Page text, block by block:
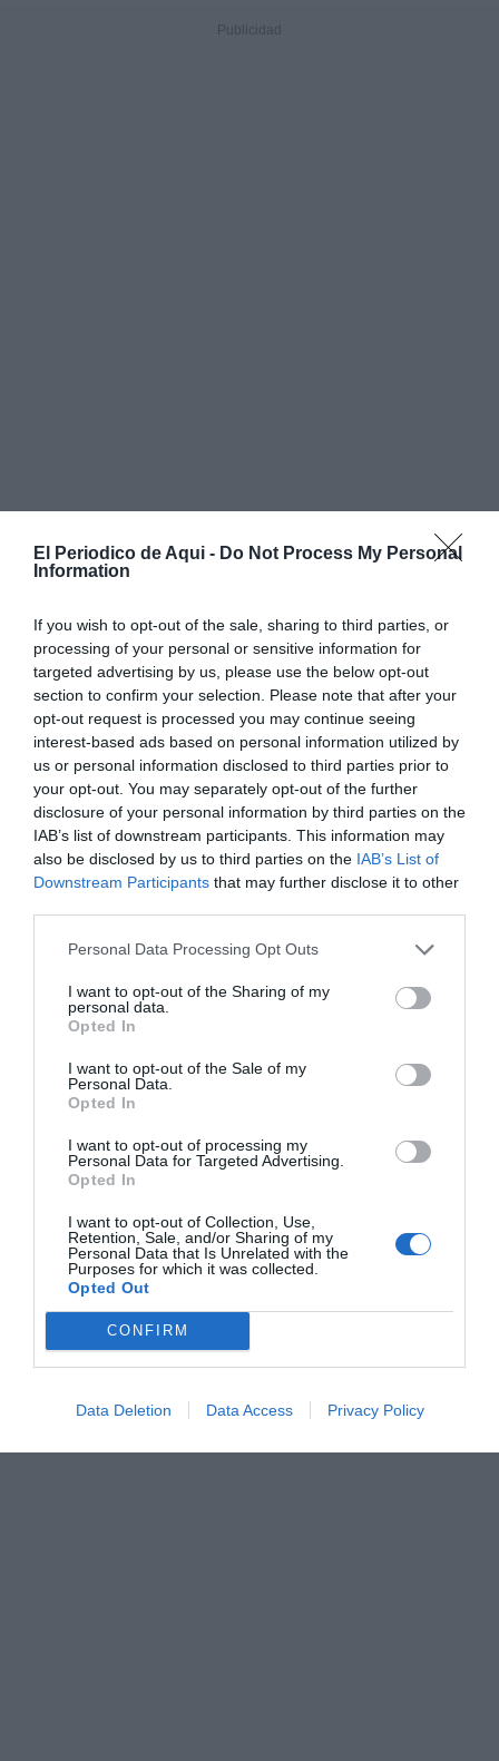
El Periodico de Aqui - Do Not Process My Personal
Information
If you wish to opt-out of the sale, sharing to third parties, or
processing of your personal or sensitive information for
targeted advertising by us, please use the below opt-out
section to confirm your selection. Please note that after your
opt-out request is processed you may continue seeing
interest-based ads based on personal information utilized by
us or personal information disclosed to third parties prior to
your opt-out. You may separately opt-out of the further
disclosure of your personal information by third parties on the
IAB’s list of downstream participants. This information may
also be disclosed by us to third parties on the IAB’s List of
Downstream Participants that may further disclose it to other
Personal Data Processing Opt Outs
I want to opt-out of the Sharing of my
personal data.
Opted In
I want to opt-out of the Sale of my
Personal Data.
Opted In
I want to opt-out of processing my
Personal Data for Targeted Advertising.
Opted In
I want to opt-out of Collection, Use,
Retention, Sale, and/or Sharing of my
Personal Data that Is Unrelated with the
Purposes for which it was collected.
Opted Out
CONFIRM
Data Deletion Data Access Privacy Policy
La modificación afecta a una parcela de 5.040 metros
cuadradosubicada en elpasseig de Febrer Soriano
en su conexión con la calle Indústria. El terreno, hasta
ahora calificado comozona verde , pasa a tener la
consideración desuelo dotacional, lo que permite
destinarla a la nueva infraestructura.
El expediente ha superado todos lostrámites
preceptivosy cuenta con los informes favorables del
Servei Territorial d'Urbanisme, elConsell Jurídic
Consultiu,Iberdrola
, la empresa municipal de aguas
Medio Ambiente.